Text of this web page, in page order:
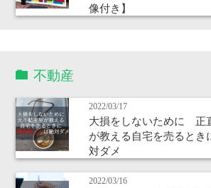
像付き】
不動産
2022/03/17
大損をしないために 正
が教える自宅を売るとき
対ダメ
2022/03/16